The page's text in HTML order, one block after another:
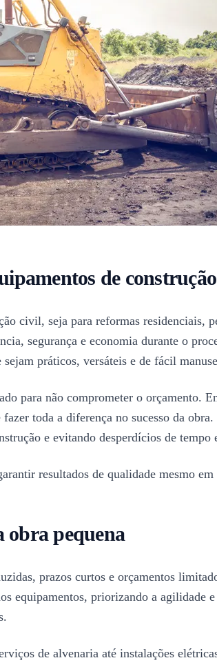
de
civil, seja para reformas residenciais,
segurança e economia durante o
sejam práticos, versáteis e de fácil
para não comprometer o orçamento.
toda a diferença no sucesso da
e evitando desperdícios de tempo
resultados de qualidade mesmo
obra pequena
prazos curtos e orçamentos
equipamentos, priorizando a
de alvenaria até instalações